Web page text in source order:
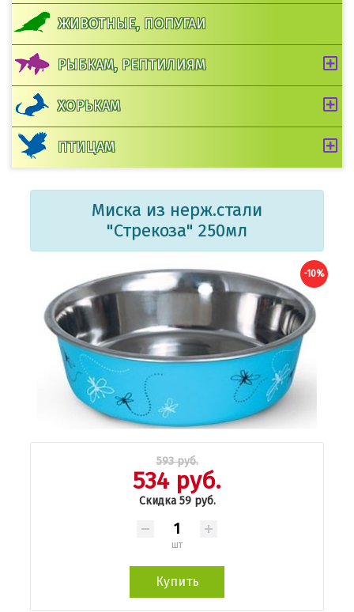
ЖИВОТНЫЕ, ПОПУГАИ
РЫБКАМ, РЕПТИЛИЯМ
ХОРЬКАМ
ПТИЦАМ
Миска из нерж.стали
"Стрекоза" 250мл
-10%
593 руб.
534 руб.
Скидка 59 руб.
шт
Купить